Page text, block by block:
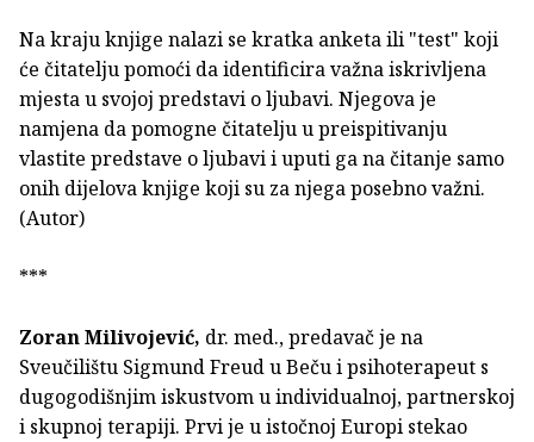
Na kraju knjige nalazi se kratka anketa ili "test" koji
će čitatelju pomoći da identificira važna iskrivljena
mjesta u svojoj predstavi o ljubavi. Njegova je
namjena da pomogne čitatelju u preispitivanju
vlastite predstave o ljubavi i uputi ga na čitanje samo
onih dijelova knjige koji su za njega posebno važni.
(Autor)
***
Zoran Milivojević, dr. med., predavač je na
Sveučilištu Sigmund Freud u Beču i psihoterapeut s
dugogodišnjim iskustvom u individualnoj, partnerskoj
i skupnoj terapiji. Prvi je u istočnoj Europi stekao